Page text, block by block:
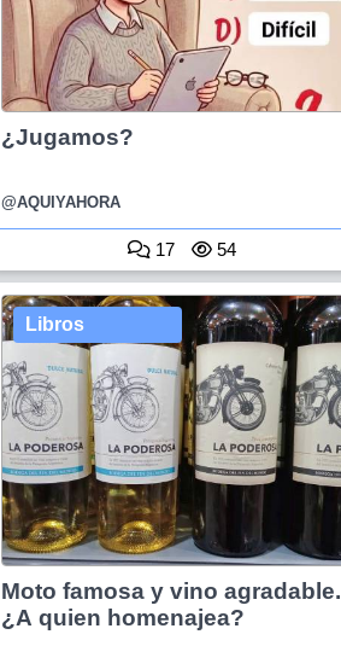
¿Jugamos?
@AQUIYAHORA
17 54
Libros
Moto famosa y vino agradable.
¿A quien homenajea?